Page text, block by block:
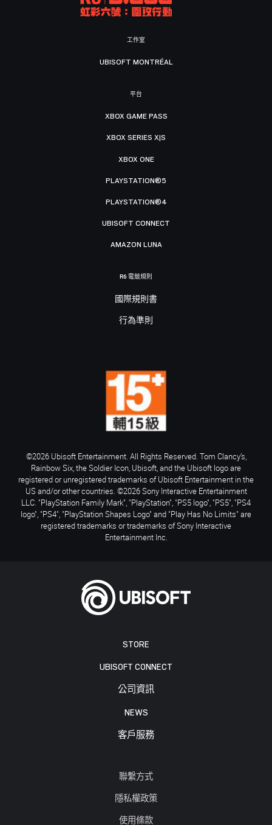
STORE
UBISOFT CONNECT
公司資訊
NEWS
客戶服務
聯繫方式
隱私權政策
使用條款
工作室
UBISOFT MONTRÉAL
平台
XBOX GAME PASS
XBOX SERIES X|S
XBOX ONE
PLAYSTATION®5
PLAYSTATION®4
UBISOFT CONNECT
AMAZON LUNA
R6 電競規則
國際規則書
行為準則
©2026 Ubisoft Entertainment. All Rights Reserved. Tom Clancy’s,
Rainbow Six, the Soldier Icon, Ubisoft, and the Ubisoft logo are
registered or unregistered trademarks of Ubisoft Entertainment in the
US and/or other countries. ©2026 Sony Interactive Entertainment
LLC. "PlayStation Family Mark", "PlayStation", "PS5 logo", "PS5", "PS4
logo", "PS4", "PlayStation Shapes Logo" and "Play Has No Limits" are
registered trademarks or trademarks of Sony Interactive
Entertainment Inc.